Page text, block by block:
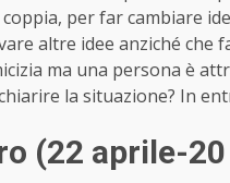
coppia, per far cambiare
altre idee anziché che
ma una persona è
la situazione? In
(22 aprile-